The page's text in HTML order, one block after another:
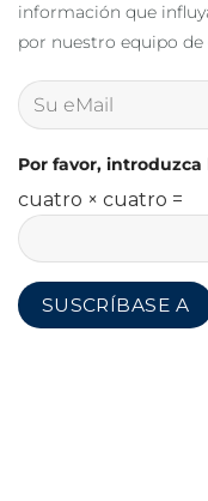
información que
por nuestro equipo de
Por favor,
cuatro × cuatro =